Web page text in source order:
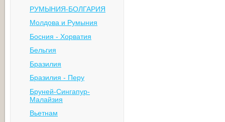
РУМЫНИЯ-БОЛГАРИЯ
Молдова и Румыния
Босния - Хорватия
Бельгия
Бразилия
Бразилия - Перу
Бруней-Сингапур-
Малайзия
Вьетнам